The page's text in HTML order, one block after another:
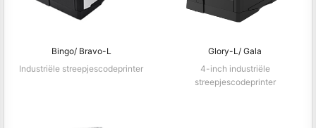
Bingo/ Bravo-L
Industriële streepjescodeprinter
Glory-L/ Gala
4-inch industriële
streepjescodeprinter